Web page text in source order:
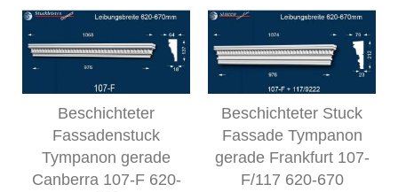
Beschichteter
Fassadenstuck
Tympanon gerade
Canberra 107-F 620-
Beschichteter Stuck
Fassade Tympanon
gerade Frankfurt 107-
F/117 620-670